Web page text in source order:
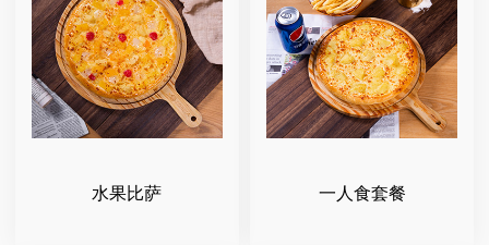
水果比萨 一人食套餐